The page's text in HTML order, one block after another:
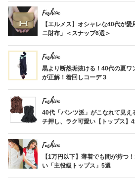
Fashion
【エルメス】オシャレな40代が愛
ニ財布」＜スナップ6選＞
Fashion
黒より断然垢抜ける！40代の夏ワ
が正解！着回しコーデ３
Fashion
40代「パンツ派」がこなれて見え
チ押し、ラク可愛い【トップス】
Fashion
【1万円以下】薄着でも間が持つ
い「主役級トップス」5選